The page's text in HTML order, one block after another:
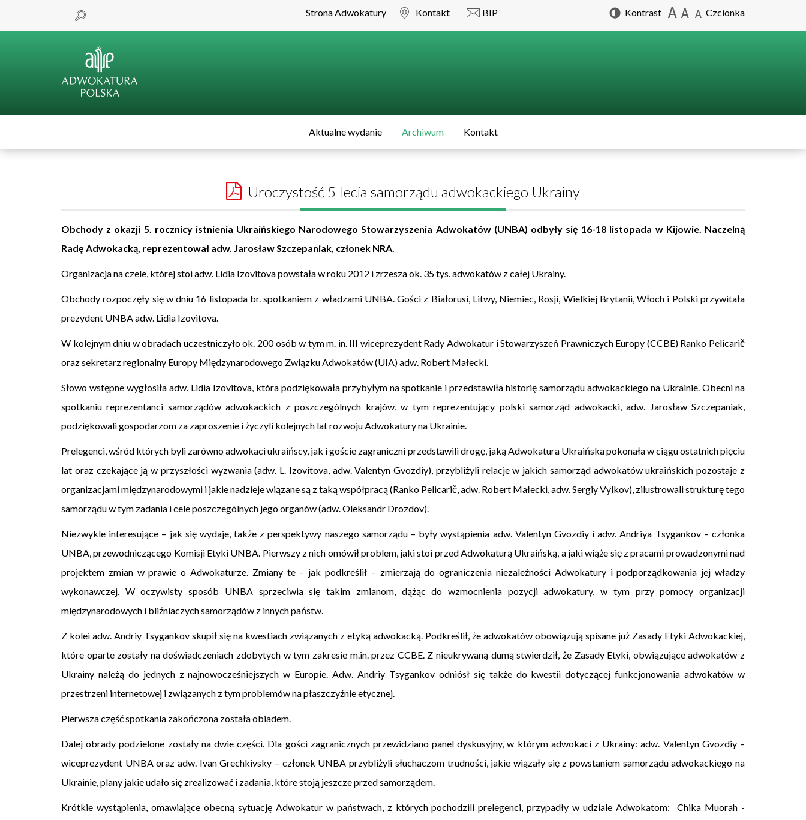
Strona Adwokatury Kontakt BIP Kontrast Czcionka
Aktualne wydanie Archiwum Kontakt
Uroczystość 5-lecia samorządu adwokackiego Ukrainy
Obchody z okazji 5. rocznicy istnienia Ukraińskiego Narodowego Stowarzyszenia Adwokatów (UNBA) odbyły się 16-18 listopada w Kijowie. Naczelną
Radę Adwokacką, reprezentował adw. Jarosław Szczepaniak, członek NRA.
Organizacja na czele, której stoi adw. Lidia Izovitova powstała w roku 2012 i zrzesza ok. 35 tys. adwokatów z całej Ukrainy.
Obchody rozpoczęły się w dniu 16 listopada br. spotkaniem z władzami UNBA. Gości z Białorusi, Litwy, Niemiec, Rosji, Wielkiej Brytanii, Włoch i Polski przywitała
prezydent UNBA adw. Lidia Izovitova.
W kolejnym dniu w obradach uczestniczyło ok. 200 osób w tym m. in. III wiceprezydent Rady Adwokatur i Stowarzyszeń Prawniczych Europy (CCBE) Ranko Pelicarič
oraz sekretarz regionalny Europy Międzynarodowego Związku Adwokatów (UIA) adw. Robert Małecki.
Słowo wstępne wygłosiła adw. Lidia Izovitova, która podziękowała przybyłym na spotkanie i przedstawiła historię samorządu adwokackiego na Ukrainie. Obecni na
spotkaniu reprezentanci samorządów adwokackich z poszczególnych krajów, w tym reprezentujący polski samorząd adwokacki, adw. Jarosław Szczepaniak,
podziękowali gospodarzom za zaproszenie i życzyli kolejnych lat rozwoju Adwokatury na Ukrainie.
Prelegenci, wśród których byli zarówno adwokaci ukraińscy, jak i goście zagraniczni przedstawili drogę, jaką Adwokatura Ukraińska pokonała w ciągu ostatnich pięciu
lat oraz czekające ją w przyszłości wyzwania (adw. L. Izovitova, adw. Valentyn Gvozdiy), przybliżyli relacje w jakich samorząd adwokatów ukraińskich pozostaje z
organizacjami międzynarodowymi i jakie nadzieje wiązane są z taką współpracą (Ranko Pelicarič, adw. Robert Małecki, adw. Sergiy Vylkov), zilustrowali strukturę tego
samorządu w tym zadania i cele poszczególnych jego organów (adw. Oleksandr Drozdov).
Niezwykle interesujące – jak się wydaje, także z perspektywy naszego samorządu – były wystąpienia adw. Valentyn Gvozdiy i adw. Andriya Tsygankov – członka
UNBA, przewodniczącego Komisji Etyki UNBA. Pierwszy z nich omówił problem, jaki stoi przed Adwokaturą Ukraińską, a jaki wiąże się z pracami prowadzonymi nad
projektem zmian w prawie o Adwokaturze. Zmiany te – jak podkreślił – zmierzają do ograniczenia niezależności Adwokatury i podporządkowania jej władzy
wykonawczej. W oczywisty sposób UNBA sprzeciwia się takim zmianom, dążąc do wzmocnienia pozycji adwokatury, w tym przy pomocy organizacji
międzynarodowych i bliźniaczych samorządów z innych państw.
Z kolei adw. Andriy Tsygankov skupił się na kwestiach związanych z etyką adwokacką. Podkreślił, że adwokatów obowiązują spisane już Zasady Etyki Adwokackiej,
które oparte zostały na doświadczeniach zdobytych w tym zakresie m.in. przez CCBE. Z nieukrywaną dumą stwierdził, że Zasady Etyki, obwiązujące adwokatów z
Ukrainy należą do jednych z najnowocześniejszych w Europie. Adw. Andriy Tsygankov odniósł się także do kwestii dotyczącej funkcjonowania adwokatów w
przestrzeni internetowej i związanych z tym problemów na płaszczyźnie etycznej.
Pierwsza część spotkania zakończona została obiadem.
Dalej obrady podzielone zostały na dwie części. Dla gości zagranicznych przewidziano panel dyskusyjny, w którym adwokaci z Ukrainy: adw. Valentyn Gvozdiy –
wiceprezydent UNBA oraz adw. Ivan Grechkivsky – członek UNBA przybliżyli słuchaczom trudności, jakie wiązały się z powstaniem samorządu adwokackiego na
Ukrainie, plany jakie udało się zrealizować i zadania, które stoją jeszcze przed samorządem.
Krótkie wystąpienia, omawiające obecną sytuację Adwokatur w państwach, z których pochodzili prelegenci, przypadły w udziale Adwokatom: Chika Muorah -